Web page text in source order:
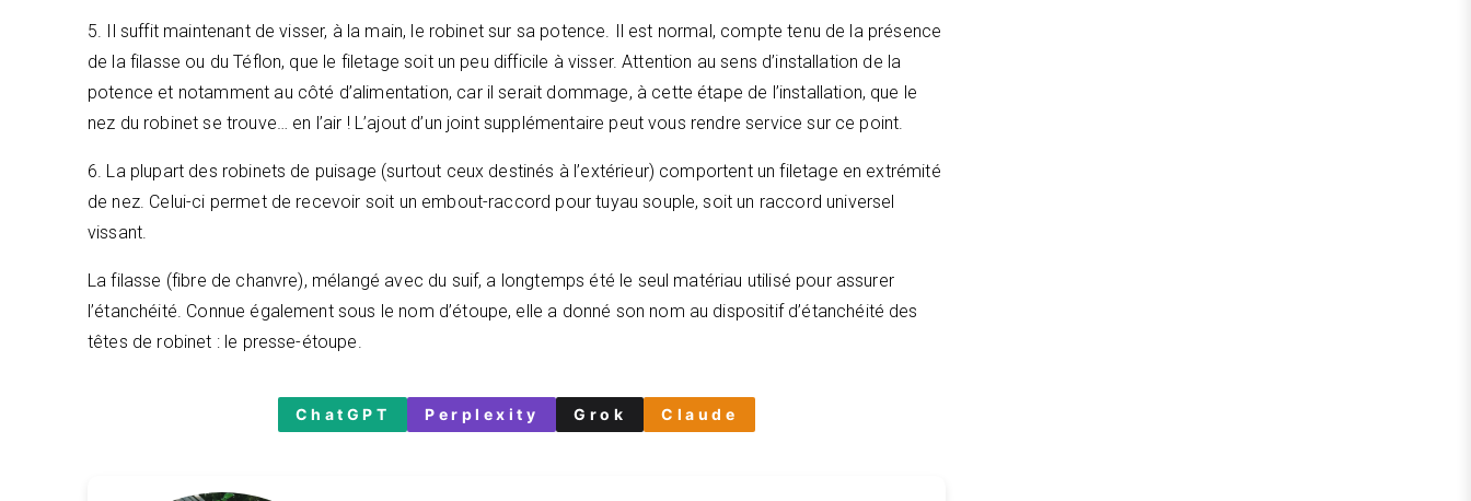
5. Il suffit maintenant de visser, à la main, le robinet sur sa potence. Il est normal, compte tenu de la présence
de la filasse ou du Téflon, que le filetage soit un peu difficile à visser. Attention au sens d’installation de la
potence et notamment au côté d’alimentation, car il serait dommage, à cette étape de l’installation, que le
nez du robinet se trouve… en l’air ! L’ajout d’un joint supplémentaire peut vous rendre service sur ce point.
6. La plupart des robinets de puisage (surtout ceux destinés à l’extérieur) comportent un filetage en extrémité
de nez. Celui-ci permet de recevoir soit un embout-raccord pour tuyau souple, soit un raccord universel
vissant.
La filasse (fibre de chanvre), mélangé avec du suif, a longtemps été le seul matériau utilisé pour assurer
l’étanchéité. Connue également sous le nom d’étoupe, elle a donné son nom au dispositif d’étanchéité des
têtes de robinet : le presse-étoupe.
ChatGPT Perplexity Grok Claude